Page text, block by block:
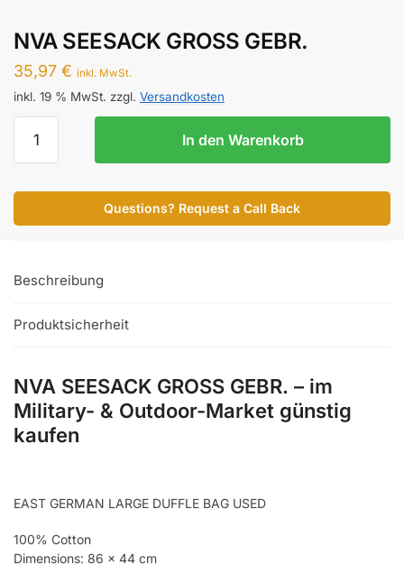
NVA SEESACK GROSS GEBR.
35,97 € inkl. MwSt.
inkl. 19 % MwSt. zzgl. Versandkosten
SEESACK
GEBR.
In den Warenkorb
Questions? Request a Call Back
Beschreibung
Produktsicherheit
NVA SEESACK GROSS GEBR. – im
Military- & Outdoor-Market günstig
kaufen
EAST GERMAN LARGE DUFFLE BAG USED
100% Cotton
Dimensions: 86 x 44 cm